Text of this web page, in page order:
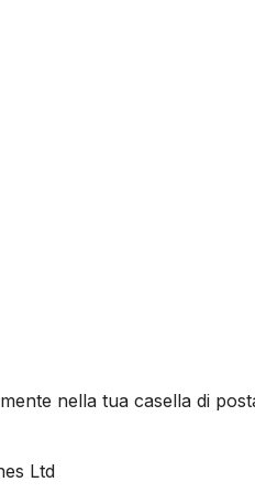
nella tua casella di
Ltd